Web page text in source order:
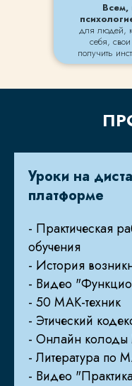
Всем,
для людей,
себя,
получить
Уроки на
платформе
- Практическая
обучения
- История
- Видео
- 50 МАК-техник
- Этический
- Онлайн
- Литература по
- Видео